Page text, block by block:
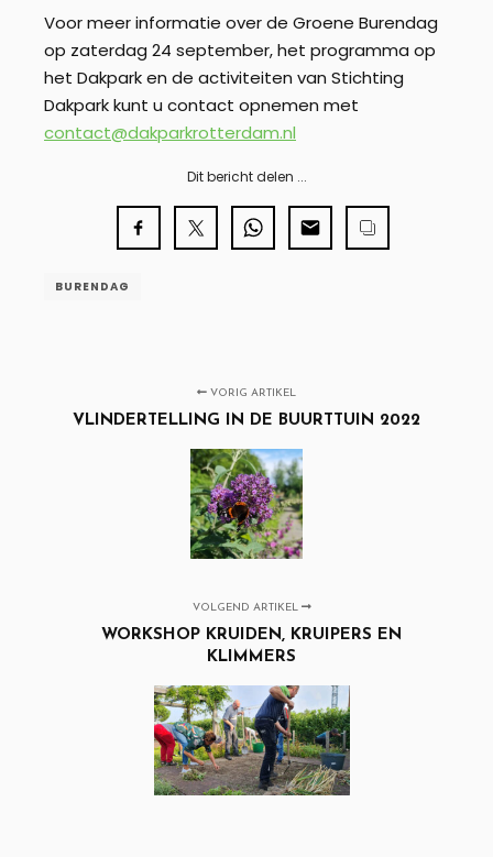
Voor meer informatie over de Groene Burendag
op zaterdag 24 september, het programma op
het Dakpark en de activiteiten van Stichting
Dakpark kunt u contact opnemen met
contact@dakparkrotterdam.nl
Dit bericht delen ...
BURENDAG
VORIG ARTIKEL
VLINDERTELLING IN DE BUURTTUIN 2022
VOLGEND ARTIKEL
WORKSHOP KRUIDEN, KRUIPERS EN
KLIMMERS